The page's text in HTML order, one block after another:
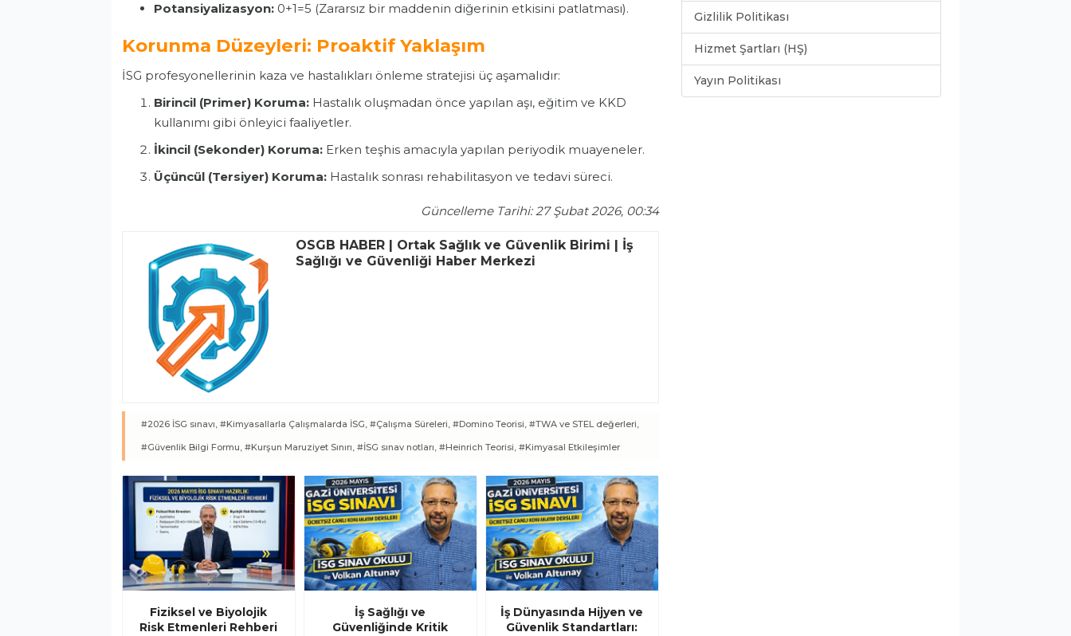
Potansiyalizasyon: 0+1=5 (Zararsız bir maddenin diğerinin etkisini patlatması).
Korunma Düzeyleri: Proaktif Yaklaşım
İSG profesyonellerinin kaza ve hastalıkları önleme stratejisi üç aşamalıdır:
Birincil (Primer) Koruma: Hastalık oluşmadan önce yapılan aşı, eğitim ve KKD
kullanımı gibi önleyici faaliyetler.
İkincil (Sekonder) Koruma: Erken teşhis amacıyla yapılan periyodik muayeneler.
Üçüncül (Tersiyer) Koruma: Hastalık sonrası rehabilitasyon ve tedavi süreci.
Güncelleme Tarihi: 27 Şubat 2026, 00:34
OSGB HABER | Ortak Sağlık ve Güvenlik Birimi | İş
Sağlığı ve Güvenliği Haber Merkezi
#2026 İSG sınavı, #Kimyasallarla Çalışmalarda İSG, #Çalışma Süreleri, #Domino Teorisi, #TWA ve STEL değerleri,
#Güvenlik Bilgi Formu, #Kurşun Maruziyet Sınırı, #İSG sınav notları, #Heinrich Teorisi, #Kimyasal Etkileşimler
Fiziksel ve Biyolojik
Risk Etmenleri Rehberi
İş Sağlığı ve
Güvenliğinde Kritik
İş Dünyasında Hijyen ve
Güvenlik Standartları:
Gizlilik Politikası
Hizmet Şartları (HŞ)
Yayın Politikası